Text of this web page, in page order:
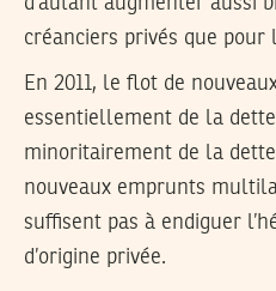
créanciers privés que
En 2011, le flot de
essentiellement de la
minoritairement de la
nouveaux emprunts
suffisent pas à endiguer
d’origine privée.